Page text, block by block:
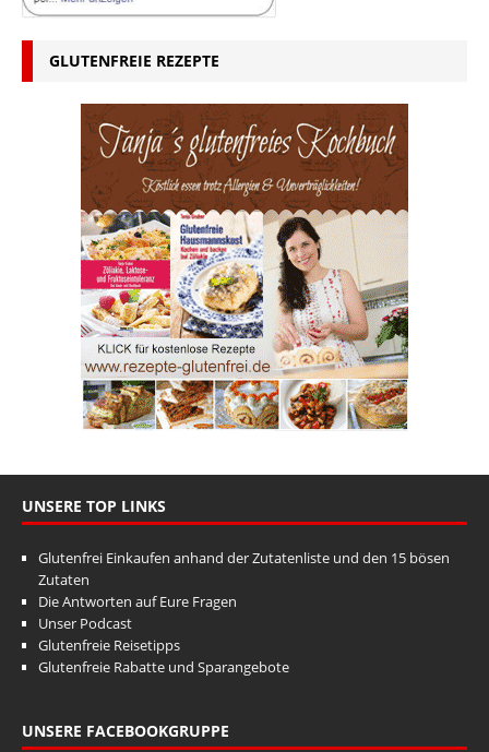
GLUTENFREIE REZEPTE
UNSERE TOP LINKS
Glutenfrei Einkaufen anhand der Zutatenliste und den 15 bösen
Zutaten
Die Antworten auf Eure Fragen
Unser Podcast
Glutenfreie Reisetipps
Glutenfreie Rabatte und Sparangebote
UNSERE FACEBOOKGRUPPE